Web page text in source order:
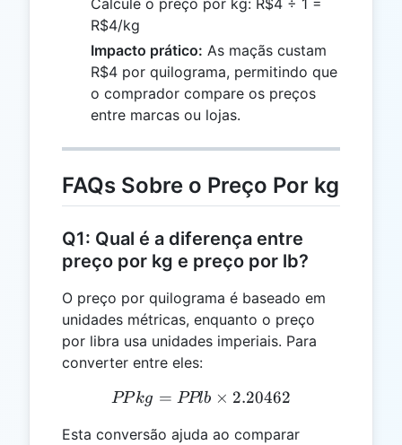
R$4/kg
Impacto prático: As maçãs custam
R$4 por quilograma, permitindo que
o comprador compare os preços
entre marcas ou lojas.
FAQs Sobre o Preço Por kg
Q1: Qual é a diferença entre
preço por kg e preço por lb?
O preço por quilograma é baseado em
unidades métricas, enquanto o preço
por libra usa unidades imperiais. Para
converter entre eles:
PPkg = PPlb \times
PPkg = PPlb × 2.20462
Esta conversão ajuda ao comparar